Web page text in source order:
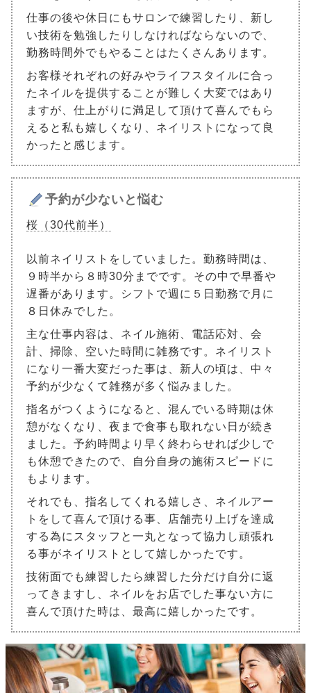
仕事の後や休日にもサロンで練習したり、新し
い技術を勉強したりしなければならないので、
勤務時間外でもやることはたくさんあります。
お客様それぞれの好みやライフスタイルに合っ
たネイルを提供することが難しく大変ではあり
ますが、仕上がりに満足して頂けて喜んでもら
えると私も嬉しくなり、ネイリストになって良
かったと感じます。
予約が少ないと悩む
桜（30代前半）
以前ネイリストをしていました。勤務時間は、
９時半から８時30分までです。その中で早番や
遅番があります。シフトで週に５日勤務で月に
８日休みでした。
主な仕事内容は、ネイル施術、電話応対、会
計、掃除、空いた時間に雑務です。ネイリスト
になり一番大変だった事は、新人の頃は、中々
予約が少なくて雑務が多く悩みました。
指名がつくようになると、混んでいる時期は休
憩がなくなり、夜まで食事も取れない日が続き
ました。予約時間より早く終わらせれば少しで
も休憩できたので、自分自身の施術スピードに
もよります。
それでも、指名してくれる嬉しさ、ネイルアー
トをして喜んで頂ける事、店舗売り上げを達成
する為にスタッフと一丸となって協力し頑張れ
る事がネイリストとして嬉しかったです。
技術面でも練習したら練習した分だけ自分に返
ってきますし、ネイルをお店でした事ない方に
喜んで頂けた時は、最高に嬉しかったです。